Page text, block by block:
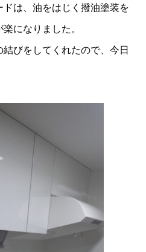
は、油をはじく撥油塗装を
になりました。
びをしてくれたので、今日